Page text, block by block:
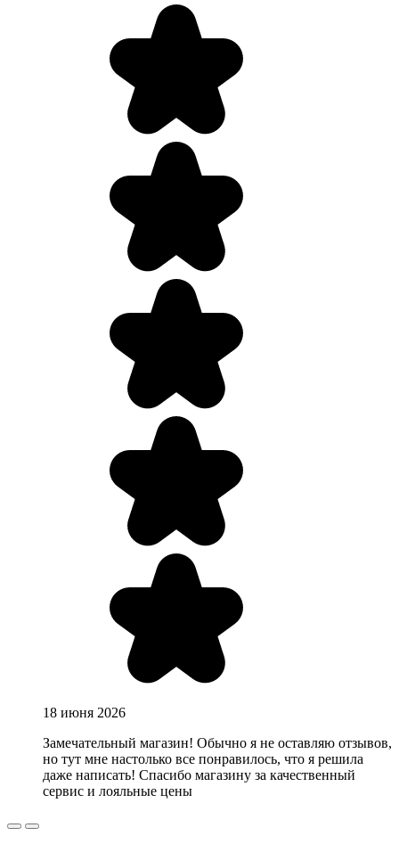
18 июня 2026
Замечательный магазин! Обычно я не оставляю отзывов,
но тут мне настолько все понравилось, что я решила
даже написать! Спасибо магазину за качественный
сервис и лояльные цены